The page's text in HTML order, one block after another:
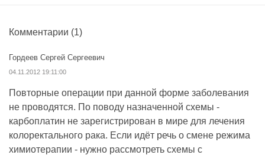
Комментарии (1)
Гордеев Сергей Сергеевич
04.11.2012 19:11:00
Повторные операции при данной форме заболевания
не проводятся. По поводу назначенной схемы -
карбоплатин не зарегистрирован в мире для лечения
колоректального рака. Если идёт речь о смене режима
химиотерапии - нужно рассмотреть схемы с